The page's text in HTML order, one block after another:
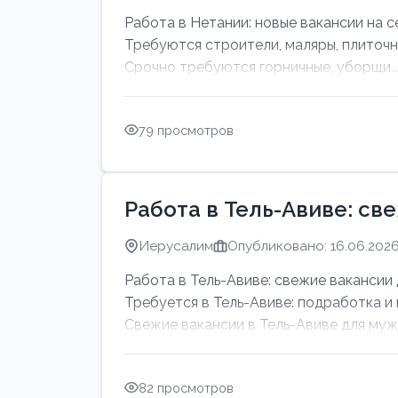
Работа в Нетании: новые вакансии на
Требуются строители, маляры,
Срочно требуются горничные, уборщи...
79 просмотров
Работа в Тель-Авиве:
Иерусалим Опубликовано:
Работа в Тель-Авиве: свежие
Требуется в Тель-Авиве: подработка
Свежие вакансии в Тель-Авиве для
82 просмотров